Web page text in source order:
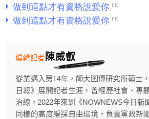
陳威叡
編輯記者
從業邁入第14年，師大圖傳研究所碩士
日報》展開記者生涯，曾經歷社會、專
治線，2022年來到《NOWNEWS今日新
同樣的高度編採自由環境，負責黨政新